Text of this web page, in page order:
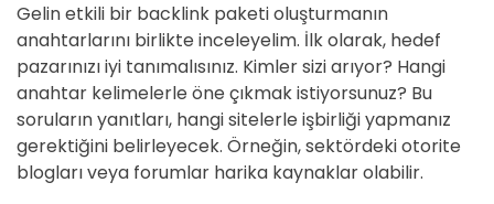
Gelin etkili bir backlink paketi oluşturmanın
anahtarlarını birlikte inceleyelim. İlk olarak, hedef
pazarınızı iyi tanımalısınız. Kimler sizi arıyor? Hangi
anahtar kelimelerle öne çıkmak istiyorsunuz? Bu
soruların yanıtları, hangi sitelerle işbirliği yapmanız
gerektiğini belirleyecek. Örneğin, sektördeki otorite
blogları veya forumlar harika kaynaklar olabilir.